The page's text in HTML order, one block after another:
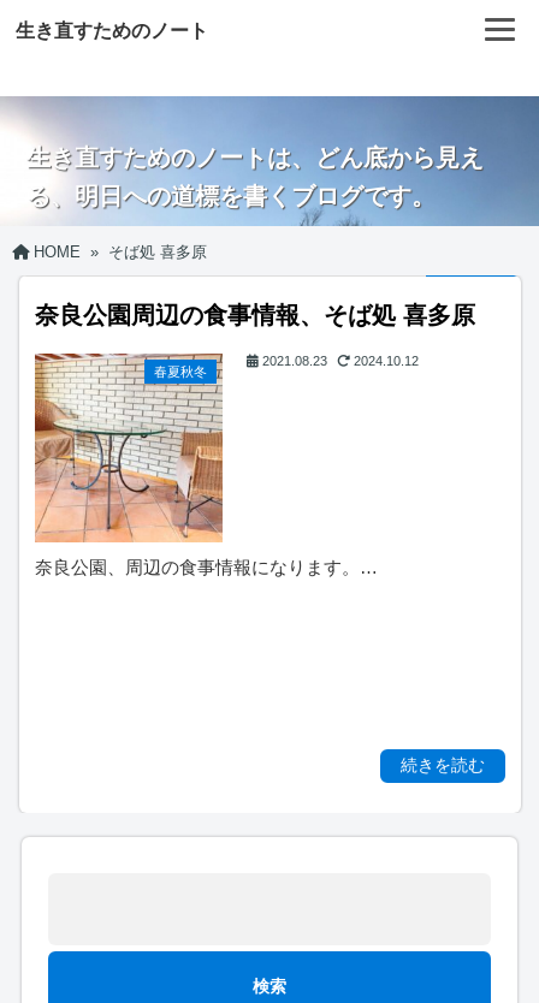
生き直すためのノート
生き直すためのノートは、どん底から見え
る、明日への道標を書くブログです。
HOME » そば処 喜多原
奈良公園周辺の食事情報、そば処 喜多原
春夏秋冬
2021.08.23 2024.10.12
奈良公園、周辺の食事情報になります。…
続きを読む